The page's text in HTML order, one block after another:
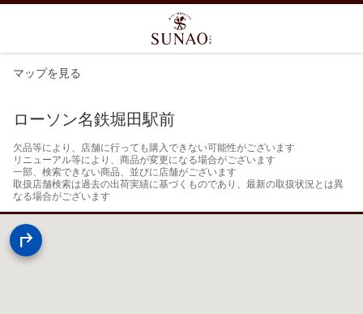
マップを見る
ローソン名鉄堀田駅前
欠品等により、店舗に行っても購入できない可能性がございます
リニューアル等により、商品が変更になる場合がございます
一部、検索できない商品、並びに店舗がございます
取扱店舗検索は過去の出荷実績に基づくものであり、最新の取扱状況とは異
なる場合がございます